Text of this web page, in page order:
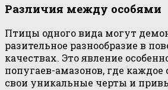
Различия между особями
Птицы одного вида могут
разительное разнообразие в
качествах. Это явление
попугаев-амазонов, где
свои уникальные черты и